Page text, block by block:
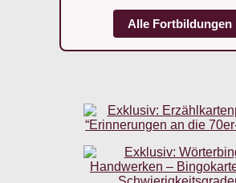
Alle Fortbildungen